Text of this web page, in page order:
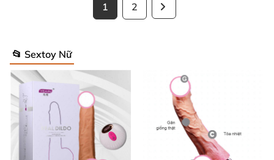
1 2
📂 Sextoy Nữ